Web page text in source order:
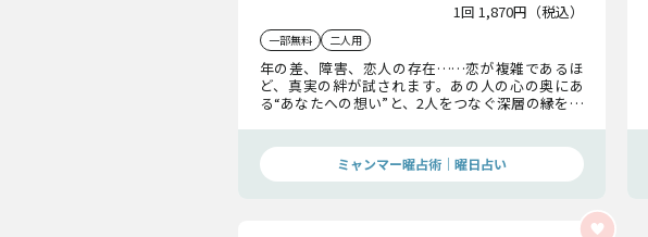
1回 1,870円（税込）
一部無料 二人用
年の差、障害、恋人の存在……恋が複雑であるほ
ど、真実の絆が試されます。あの人の心の奥にあ
る“あなたへの想い”と、2人をつなぐ深層の縁を読
ご覧ください。ミャンマー曜占術│曜日占い